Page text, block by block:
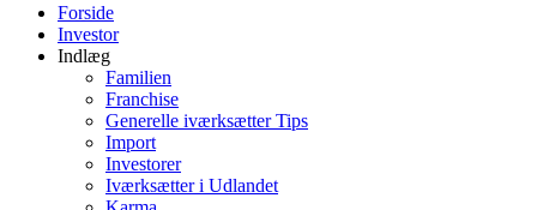
Forside
Investor
Indlæg
Familien
Franchise
Generelle iværksætter Tips
Import
Investorer
Iværksætter i Udlandet